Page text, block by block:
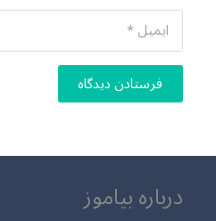
فرستادن دیدگاه
درباره بیاموز